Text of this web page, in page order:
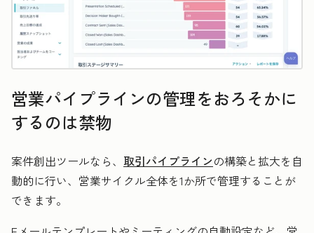
営業パイプラインの管理をおろそかに
するのは禁物
案件創出ツールなら、 取引パイプラインの構築と拡大を自
動的に行い、営業サイクル全体を1か所で管理することが
できます。